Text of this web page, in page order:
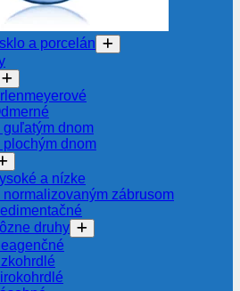
a porcelán
guľatým dnom
plochým dnom
a nízke
normalizovaným zábrusom
druhy